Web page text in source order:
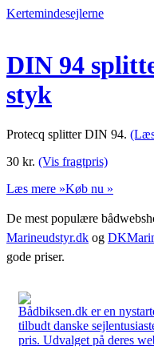
Kertemindesejlerne
DIN 94
styk
Protecq splitter DIN 94.
30 kr. (Vis fragtpris)
Læs mere »Køb nu »
De mest populære
Marineudstyr.dk og
gode priser.
Bådbiksen.dk er en
tilbudt danske
pris. Udvalget på deres